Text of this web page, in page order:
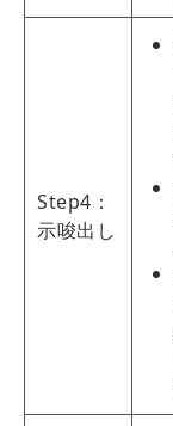
Step4：
示唆出し